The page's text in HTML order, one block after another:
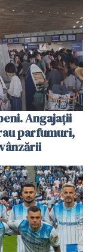
Angajații
parfumuri,